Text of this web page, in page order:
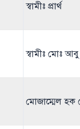
স্বামীঃ প্রার্থ
স্বামীঃ মোঃ
মোজাম্মেল হক